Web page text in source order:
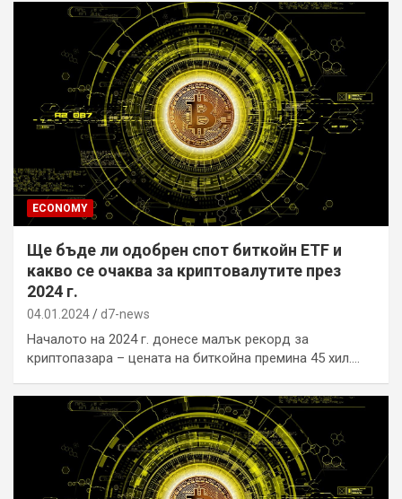
ECONOMY
Ще бъде ли одобрен спот биткойн ETF и
какво се очаква за криптовалутите през
2024 г.
04.01.2024 d7-news
Началото на 2024 г. донесе малък рекорд за
криптопазара – цената на биткойна премина 45 хил.…